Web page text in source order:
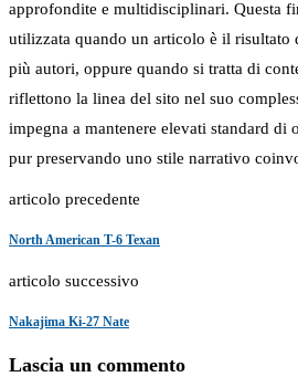
approfondite e multidisciplinari. Questa
utilizzata quando un articolo è il risultato
più autori, oppure quando si tratta di
riflettono la linea del sito nel suo
impegna a mantenere elevati standard di
pur preservando uno stile narrativo
articolo precedente
North American T-6 Texan
articolo successivo
Nakajima Ki-27 Nate
Lascia un commento